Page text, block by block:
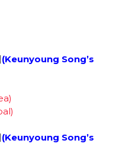
(Keunyoung Song’s
(Keunyoung Song’s